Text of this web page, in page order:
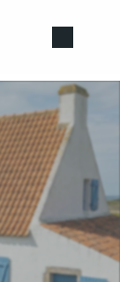
Retz :